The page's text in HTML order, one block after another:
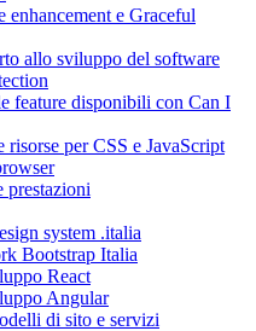
enhancement e Graceful
allo sviluppo del software
feature disponibili con Can I
risorse per CSS e JavaScript
prestazioni
system .italia
Bootstrap Italia
React
Angular
di sito e servizi